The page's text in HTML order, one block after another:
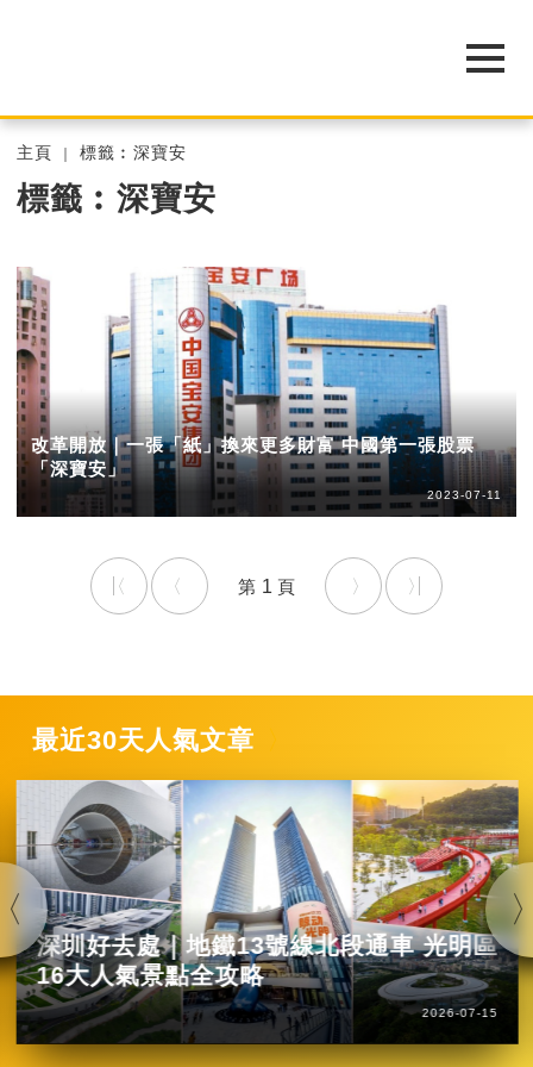
主頁 標籤︰深寶安
標籤︰深寶安
改革開放｜一張「紙」換來更多財富 中國第一張股票
「深寶安」
2023-07-11
1
最近30天人氣文章
深圳好去處｜地鐵13號線北段通車 光明區
16大人氣景點全攻略
2026-07-15